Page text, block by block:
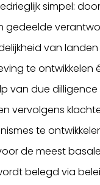
simpel:
gedeelde
van
te ontwikkelen
van due dilligence
vervolgens
te
de meest
belegd via